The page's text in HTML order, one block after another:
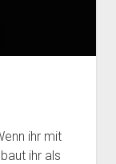
ihr mit
ihr als